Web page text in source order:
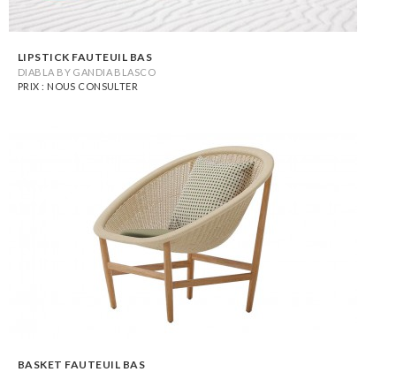
LIPSTICK FAUTEUIL BAS
DIABLA BY GANDIA BLASCO
PRIX : NOUS CONSULTER
BASKET FAUTEUIL BAS